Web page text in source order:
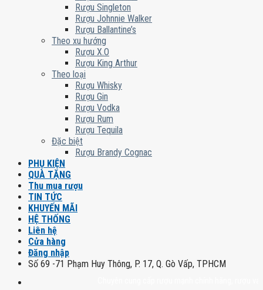
Rượu Singleton
Rượu Johnnie Walker
Rượu Ballantine’s
Theo xu hướng
Rượu X.O
Rượu King Arthur
Theo loại
Rượu Whisky
Rượu Gin
Rượu Vodka
Rượu Rum
Rượu Tequila
Đặc biệt
Rượu Brandy Cognac
PHỤ KIỆN
QUÀ TẶNG
Thu mua rượu
TIN TỨC
KHUYẾN MÃI
HỆ THỐNG
Liên hệ
Cửa hàng
Đăng nhập
Số 69 -71 Phạm Huy Thông, P. 17, Q. Gò Vấp, TPHCM